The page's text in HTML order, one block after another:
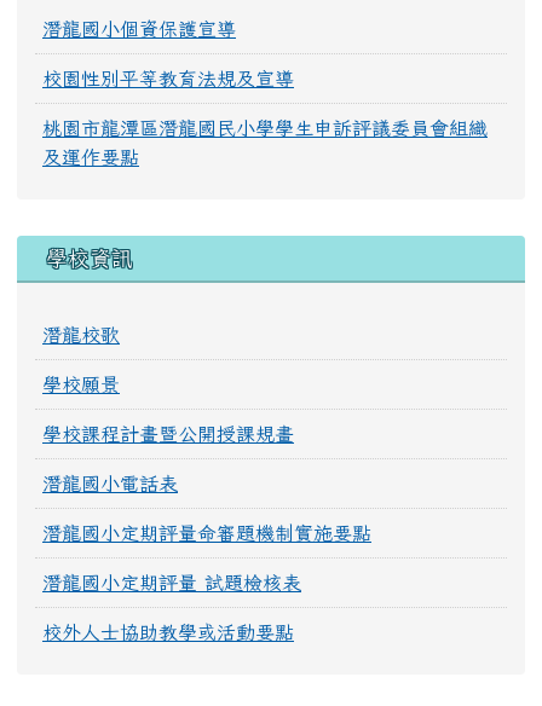
潛龍國小個資保護宣導
校園性別平等教育法規及宣導
桃園市龍潭區潛龍國民小學學生申訴評議委員會組織
及運作要點
學校資訊
潛龍校歌
學校願景
學校課程計畫暨公開授課規畫
潛龍國小電話表
潛龍國小定期評量命審題機制實施要點
潛龍國小定期評量 試題檢核表
校外人士協助教學或活動要點